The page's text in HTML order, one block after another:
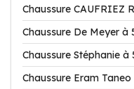
Chaussure CAUFRIEZ
Chaussure De Meyer à
Chaussure Stéphanie à
Chaussure Eram